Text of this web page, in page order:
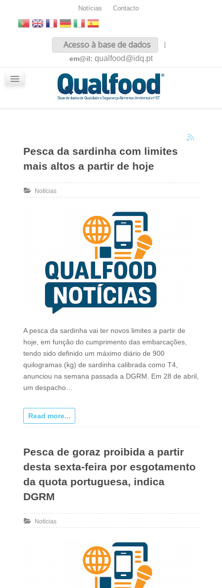
Notícias Contacto
Acesso à base de dados
|
em@il: qualfood@idq.pt
Pesca da sardinha com limites
mais altos a partir de hoje
Notícias
A pesca da sardinha vai ter novos limites a partir de
hoje, em função do cumprimento das embarcações,
tendo sido definido um máximo diário de 900
quilogramas (kg) de sardinha calibrada como T4,
anunciou na semana passada a DGRM. Em 28 de abril,
um despacho…
Read more...
Pesca de goraz proibida a partir
desta sexta-feira por esgotamento
da quota portuguesa, indica
DGRM
Notícias